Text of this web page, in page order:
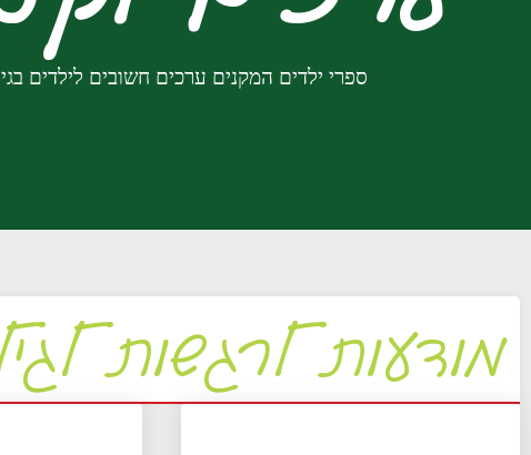
ספרי ילדים המקנים ערכים חשובים לילדים
מודעות לרגשות